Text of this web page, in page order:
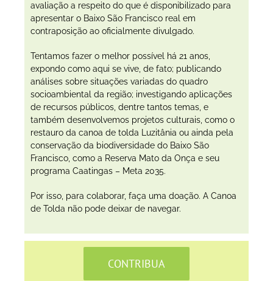
avaliação a respeito do que é disponibilizado para
apresentar o Baixo São Francisco real em
contraposição ao oficialmente divulgado.
Tentamos fazer o melhor possível há 21 anos,
expondo como aqui se vive, de fato; publicando
análises sobre situações variadas do quadro
socioambiental da região; investigando aplicações
de recursos públicos, dentre tantos temas, e
também desenvolvemos projetos culturais, como o
restauro da canoa de tolda Luzitânia ou ainda pela
conservação da biodiversidade do Baixo São
Francisco, como a Reserva Mato da Onça e seu
programa Caatingas – Meta 2035.
Por isso, para colaborar, faça uma doação. A Canoa
de Tolda não pode deixar de navegar.
CONTRIBUA